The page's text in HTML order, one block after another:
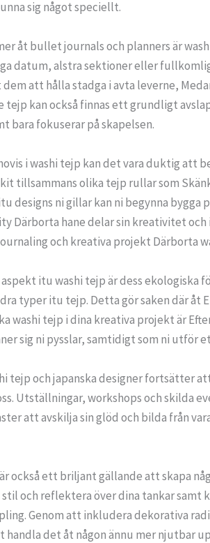
sig något speciellt.
åt bullet journals och planners är
datum, alstra sektioner eller
att hålla stadga i avta leverne,
tejp kan också finnas ett grundligt
bara fokuserar på skapelsen.
novis i washi tejp kan det vara duktig
tillsammans olika tejp rullar som
designs ni gillar kan ni begynna bygga
Därborta hane delar sin kreativitet
och kreativa projekt Därborta
aspekt itu washi tejp är dess
typer itu tejp. Detta gör saken där åt
washi tejp i dina kreativa projekt är
sig ni pysslar, samtidigt som ni utför
tejp och japanska designer fortsätter
Utställningar, workshops och skilda
att avskilja sin glöd och bilda från
också ett briljant gällande att skapa
och reflektera över dina tankar samt
Genom att inkludera dekorativa
handla det åt någon ännu mer njutbar